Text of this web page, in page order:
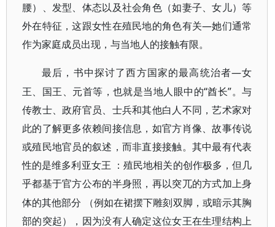
腰）、发型、体态以及社会角色（如妻子、女儿）等
外在特征，这跟女性在殖民地的角色有关—她们通常
作为家庭成员出现，与当地人的接触有限。
最后，书中探讨了西方国家的最高统治者—女
王、国王、元首等，也就是当地人眼中的“酋长”。与
传教士、政府官员、士兵和其他白人不同，艺术家对
此的了解更多依赖间接信息，如官方肖像、故事传说
或殖民地官员的叙述，而非直接接触。其中最有代表
性的是维多利亚女王
：殖民地相关的创作极多，但几
乎都基于官方公布的半身照，再以突兀的方式加上身
体的其他部分
（例如在裙摆下雕刻双脚，或暗示其胸
部的突起），因为没有人确定这位女王在生理结构上